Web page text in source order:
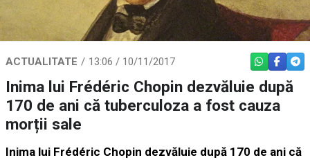
ACTUALITATE 13:06 / 10/11/2017 WHATSAPP
Inima lui Frédéric Chopin dezvăluie după
170 de ani că tuberculoza a fost cauza
morții sale
Inima lui Frédéric Chopin dezvăluie după 170 de ani că